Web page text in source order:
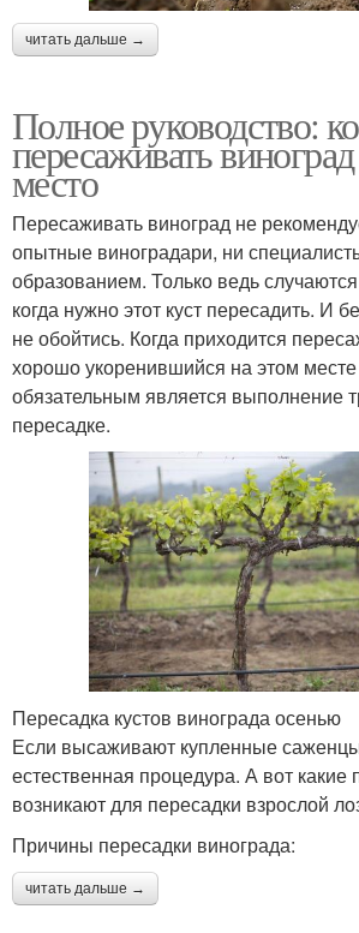
читать дальше →
Полное руководство:
пересаживать
место
Пересаживать виноград не
опытные виноградари, ни
образованием. Только ведь
когда нужно этот куст пересадить. И
не обойтись. Когда приходится
хорошо укоренившийся на этом месте
обязательным является выполнение
пересадке.
Пересадка кустов винограда осенью
Если высаживают купленные
естественная процедура. А вот какие
возникают для пересадки взрослой
Причины пересадки винограда:
читать дальше →